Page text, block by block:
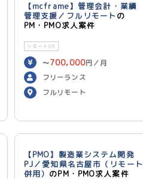
【mcframe】管理会計・業績
管理支援／フルリモートの
PM・PMO求人案件
リモートOK
〜700,000円／月
フリーランス
フルリモート
【PMO】製造業システム開発
PJ／愛知県名古屋市（リモート
併用） のPM・PMO求人案件